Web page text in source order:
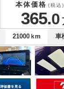
本体価格 (税込)
365.0
21000ｋm 車